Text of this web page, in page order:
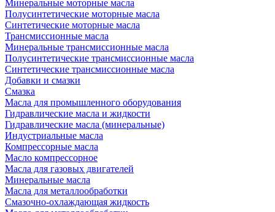
Минеральные моторные масла
Полусинтетические моторные масла
Синтетические моторные масла
Трансмиссионные масла
Минеральные трансмиссионные масла
Полусинтетические трансмиссионные масла
Синтетические трансмиссионные масла
Добавки и смазки
Смазка
Масла для промышленного оборудования
Гидравлические масла и жидкости
Гидравлические масла (минеральные)
Индустриальные масла
Компрессорные масла
Масло компрессорное
Масла для газовых двигателей
Минеральные масла
Масла для металлообработки
Смазочно-охлаждающая жидкость